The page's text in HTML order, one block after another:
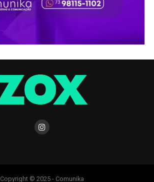
Copyright © 2025 - Comunika